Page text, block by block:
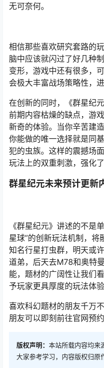
无可奈何。
相信那些喜欢研究套路的
脑中应该就闪过了好几种
变形，游戏中还有很多，
会极大丰富战场策略性，
在创新的同时，《群星纪
前期内容枯燥的缺点，游
新奇的体验。当你辛苦建
你能做的唯一选择就是同
犯的虫族。这样的震撼场
玩法上的双重刺激，强化
群星纪元未来预计更新
《群星纪元》讲述的不是
星球”的创新玩法机制，
知名行星打虫群，明天或
道弟，后天去M78和奥特
能，题材的广阔性让我们
予玩家更具厚度的玩法体验
喜欢科幻题材的朋友千万
朋友可以即刻前往官网预
版权声明： 本站所载内容均来
大家参考学习，内容版权归原